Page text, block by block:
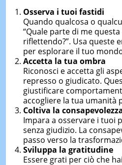
Osserva i tuoi fastidi
Quando qualcosa o
“Quale parte di me
riflettendo?”. Usa queste
per esplorare il tuo
Accetta la tua ombra
Riconosci e accetta gli
represso o giudicato.
giustificare
accogliere la tua umanità
Coltiva la
Impara a osservare i tuoi
senza giudizio. La
passo verso la
Sviluppa la gratitudine
Essere grati per ciò che